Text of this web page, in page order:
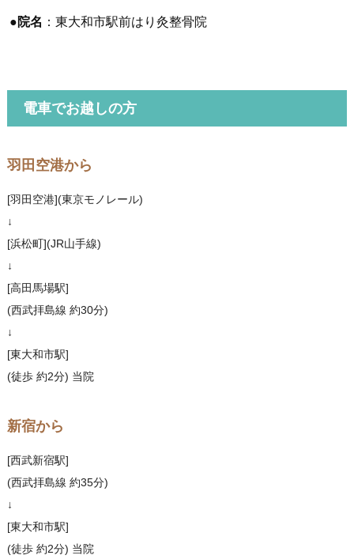
●院名 ：東大和市駅前はり灸整骨院
電車でお越しの方
羽田空港から
[羽田空港](東京モノレール)
↓
[浜松町](JR山手線)
↓
[高田馬場駅]
(西武拝島線 約30分)
↓
[東大和市駅]
(徒歩 約2分) 当院
新宿から
[西武新宿駅]
(西武拝島線 約35分)
↓
[東大和市駅]
(徒歩 約2分) 当院